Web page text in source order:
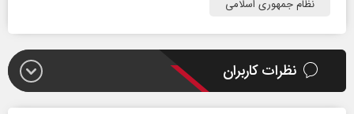
نظام جمهوری اسلامی
نظرات کاربران